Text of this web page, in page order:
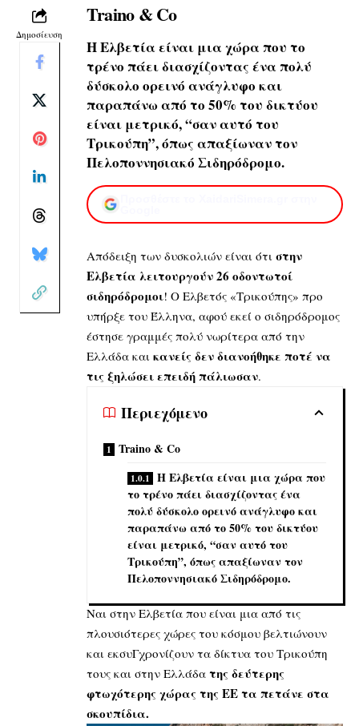
Δημοσίευση
Traino & Co
Η Ελβετία είναι μια χώρα που το
τρένο πάει διασχίζοντας ένα πολύ
δύσκολο ορεινό ανάγλυφο και
παραπάνω από το 50% του δικτύου
είναι μετρικό, “σαν αυτό του
Τρικούπη”, όπως απαξίωναν τον
Πελοποννησιακό Σιδηρόδρομο.
Απόδειξη των δυσκολιών είναι ότι στην
Ελβετία λειτουργούν 26 οδοντωτοί
σιδηρόδρομοι! Ο Ελβετός «Τρικούπης» προ
υπήρξε του Έλληνα, αφού εκεί ο σιδηρόδρομος
έστησε γραμμές πολύ νωρίτερα από την
Ελλάδα και κανείς δεν διανοήθηκε ποτέ να
τις ξηλώσει επειδή πάλιωσαν.
Περιεχόμενο
Traino & Co
Η Ελβετία είναι μια χώρα που
το τρένο πάει διασχίζοντας ένα
πολύ δύσκολο ορεινό ανάγλυφο και
παραπάνω από το 50% του δικτύου
είναι μετρικό, “σαν αυτό του
Τρικούπη”, όπως απαξίωναν τον
Πελοποννησιακό Σιδηρόδρομο.
Ναι στην Ελβετία που είναι μια από τις
πλουσιότερες χώρες του κόσμου βελτιώνουν
και εκσυΓχρονίζουν τα δίκτυα του Τρικούπη
τους και στην Ελλάδα της δεύτερης
φτωχότερης χώρας της ΕΕ τα πετάνε στα
σκουπίδια.